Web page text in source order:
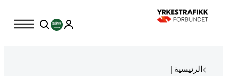
الرئيسية |